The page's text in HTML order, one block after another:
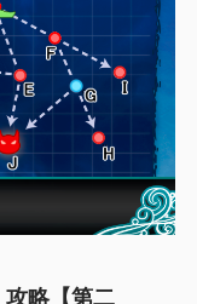
略【第二